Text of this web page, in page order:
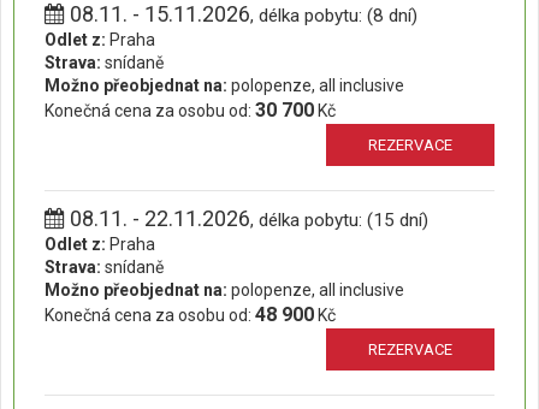
08.11. - 15.11.2026, délka pobytu: (8 dní)
Odlet z: Praha
Strava: snídaně
Možno přeobjednat na: polopenze, all inclusive
Konečná cena za osobu od: 30 700 Kč
REZERVACE
08.11. - 22.11.2026, délka pobytu: (15 dní)
Odlet z: Praha
Strava: snídaně
Možno přeobjednat na: polopenze, all inclusive
Konečná cena za osobu od: 48 900 Kč
REZERVACE